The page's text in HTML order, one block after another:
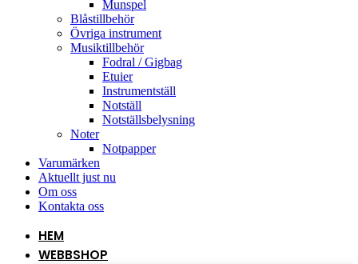
Munspel
Blåstillbehör
Övriga instrument
Musiktillbehör
Fodral / Gigbag
Etuier
Instrumentställ
Notställ
Notställsbelysning
Noter
Notpapper
Varumärken
Aktuellt just nu
Om oss
Kontakta oss
HEM
WEBBSHOP